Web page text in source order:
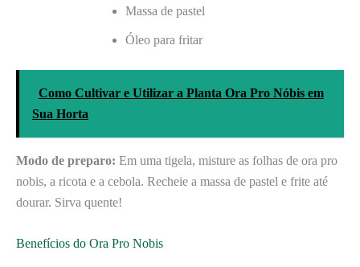
Massa de pastel
Óleo para fritar
Como Cultivar e Utilizar a Planta Ora Pro Nóbis em
Sua Horta
Modo de preparo: Em uma tigela, misture as folhas de ora pro
nobis, a ricota e a cebola. Recheie a massa de pastel e frite até
dourar. Sirva quente!
Benefícios do Ora Pro Nobis